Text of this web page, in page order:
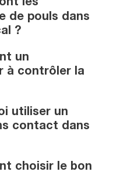
les
de pouls dans
?
un
à contrôler la
utiliser un
contact dans
choisir le bon